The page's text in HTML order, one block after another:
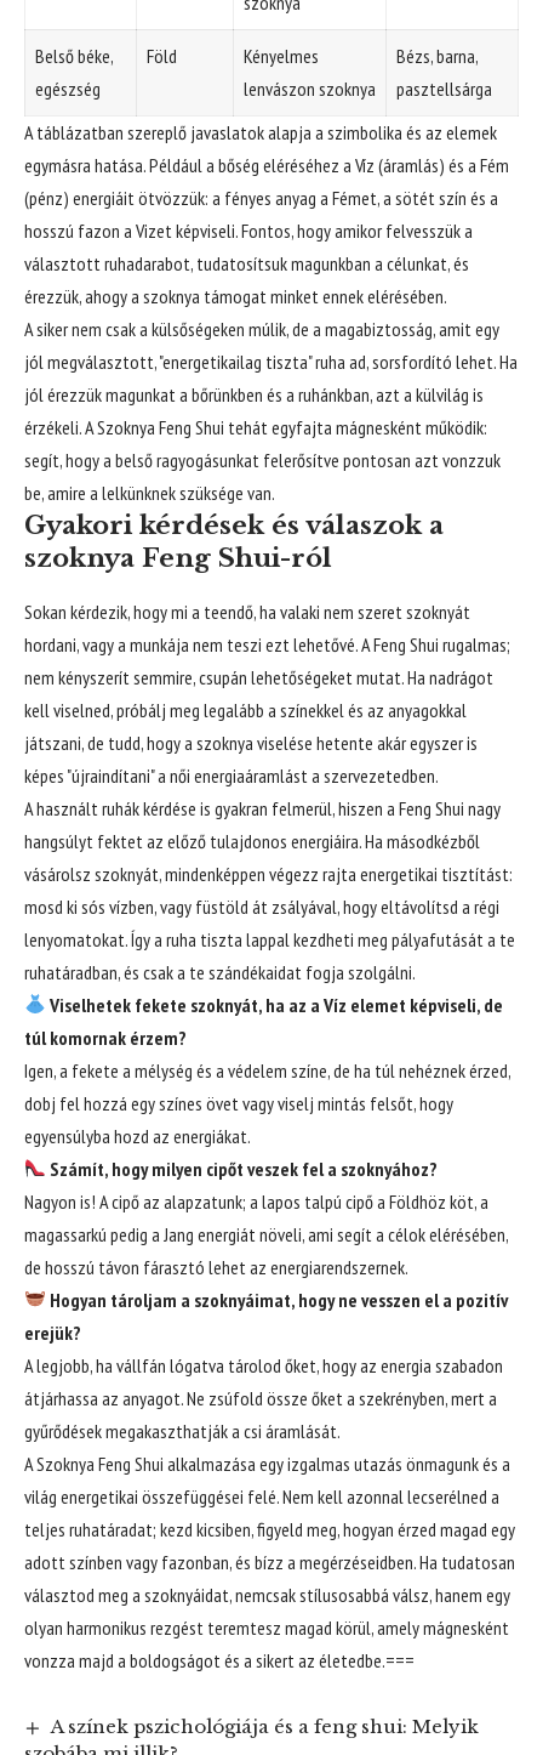
Belső béke,
egészség
Föld
Kényelmes
lenvászon szoknya
Bézs, barna,
pasztellsárga
A táblázatban szereplő javaslatok alapja a szimbolika és az elemek
egymásra hatása. Például a bőség eléréséhez a Víz (áramlás) és a Fém
(pénz) energiáit ötvözzük: a fényes anyag a Fémet, a sötét szín és a
hosszú fazon a Vizet képviseli. Fontos, hogy amikor felvesszük a
választott ruhadarabot, tudatosítsuk magunkban a célunkat, és
érezzük, ahogy a szoknya támogat minket ennek elérésében.
A siker nem csak a külsőségeken múlik, de a magabiztosság, amit egy
jól megválasztott, "energetikailag tiszta" ruha ad, sorsfordító lehet. Ha
jól érezzük magunkat a bőrünkben és a ruhánkban, azt a külvilág is
érzékeli. A Szoknya Feng Shui tehát egyfajta mágnesként működik:
segít, hogy a belső ragyogásunkat felerősítve pontosan azt vonzzuk
be, amire a lelkünknek szüksége van.
Gyakori kérdések és válaszok a
szoknya Feng Shui-ról
Sokan kérdezik, hogy mi a teendő, ha valaki nem szeret szoknyát
hordani, vagy a munkája nem teszi ezt lehetővé. A Feng Shui rugalmas;
nem kényszerít semmire, csupán lehetőségeket mutat. Ha nadrágot
kell viselned, próbálj meg legalább a színekkel és az anyagokkal
játszani, de tudd, hogy a szoknya viselése hetente akár egyszer is
képes "újraindítani" a női energiaáramlást a szervezetedben.
A használt ruhák kérdése is gyakran felmerül, hiszen a Feng Shui nagy
hangsúlyt fektet az előző tulajdonos energiáira. Ha másodkézből
vásárolsz szoknyát, mindenképpen végezz rajta energetikai tisztítást:
mosd ki sós vízben, vagy füstöld át zsályával, hogy eltávolítsd a régi
lenyomatokat. Így a ruha tiszta lappal kezdheti meg pályafutását a te
ruhatáradban, és csak a te szándékaidat fogja szolgálni.
Viselhetek fekete szoknyát, ha az a Víz elemet képviseli, de
túl komornak érzem?
Igen, a fekete a mélység és a védelem színe, de ha túl nehéznek érzed,
dobj fel hozzá egy színes övet vagy viselj mintás felsőt, hogy
egyensúlyba hozd az energiákat.
Számít, hogy milyen cipőt veszek fel a szoknyához?
Nagyon is! A cipő az alapzatunk; a lapos talpú cipő a Földhöz köt, a
magassarkú pedig a Jang energiát növeli, ami segít a célok elérésében,
de hosszú távon fárasztó lehet az energiarendszernek.
Hogyan tároljam a szoknyáimat, hogy ne vesszen el a pozitív
erejük?
A legjobb, ha vállfán lógatva tárolod őket, hogy az energia szabadon
átjárhassa az anyagot. Ne zsúfold össze őket a szekrényben, mert a
gyűrődések megakaszthatják a csi áramlását.
A Szoknya Feng Shui alkalmazása egy izgalmas utazás önmagunk és a
világ energetikai összefüggései felé. Nem kell azonnal lecserélned a
teljes ruhatáradat; kezd kicsiben, figyeld meg, hogyan érzed magad egy
adott színben vagy fazonban, és bízz a megérzéseidben. Ha tudatosan
választod meg a szoknyáidat, nemcsak stílusosabbá válsz, hanem egy
olyan harmonikus rezgést teremtesz magad körül, amely mágnesként
vonzza majd a boldogságot és a sikert az életedbe.===
A színek pszichológiája és a feng shui: Melyik